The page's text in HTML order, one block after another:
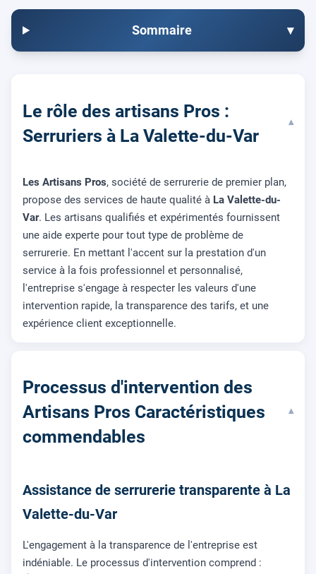
Sommaire ▾
Le rôle des artisans Pros :
Serruriers à La Valette-du-Var
▾
Les Artisans Pros, société de serrurerie de premier plan,
propose des services de haute qualité à La Valette-du-
Var. Les artisans qualifiés et expérimentés fournissent
une aide experte pour tout type de problème de
serrurerie. En mettant l'accent sur la prestation d'un
service à la fois professionnel et personnalisé,
l'entreprise s'engage à respecter les valeurs d'une
intervention rapide, la transparence des tarifs, et une
expérience client exceptionnelle.
Processus d'intervention des
Artisans Pros Caractéristiques
commendables
▾
Assistance de serrurerie transparente à La
Valette-du-Var
L'engagement à la transparence de l'entreprise est
indéniable. Le processus d'intervention comprend :